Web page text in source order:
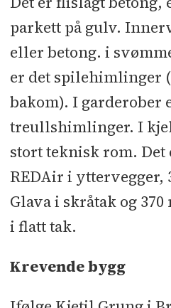
parkett på gulv.
eller betong. i
er det spilehimlinger
bakom). I garderober
treullshimlinger. I
stort teknisk rom.
REDAir i yttervegger,
Glava i skråtak og
i flatt tak.
Krevende bygg